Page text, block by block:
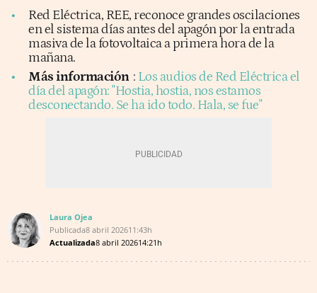
Red Eléctrica, REE, reconoce grandes oscilaciones
en el sistema días antes del apagón por la entrada
masiva de la fotovoltaica a primera hora de la
mañana.
Más información : Los audios de Red Eléctrica el
día del apagón: "Hostia, hostia, nos estamos
desconectando. Se ha ido todo. Hala, se fue"
Laura Ojea
Publicada8 abril 202611:43h
Actualizada8 abril 202614:21h